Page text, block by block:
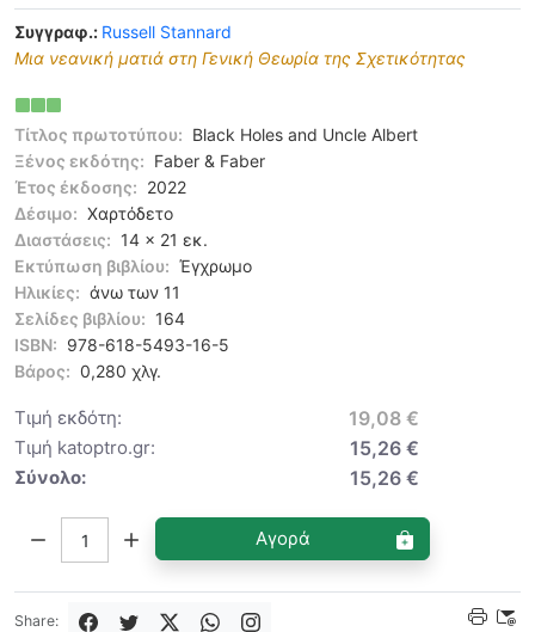
Συγγραφ.: Russell Stannard
Μια νεανική ματιά στη Γενική Θεωρία της Σχετικότητας
Τίτλος πρωτοτύπου: Black Holes and Uncle Albert
Ξένος εκδότης: Faber & Faber
Έτος έκδοσης: 2022
Δέσιμο: Χαρτόδετο
Διαστάσεις: 14 x 21 εκ.
Εκτύπωση βιβλίου: Έγχρωμο
Ηλικίες: άνω των 11
Σελίδες βιβλίου: 164
ISBN: 978-618-5493-16-5
Βάρος: 0,280 χλγ.
Τιμή εκδότη: 19,08 €
Τιμή katoptro.gr: 15,26 €
Σύνολο: 15,26 €
Αγορά
Share: